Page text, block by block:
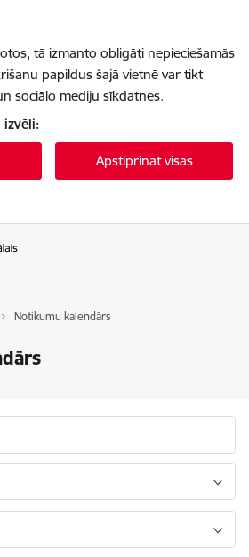
tā izmanto obligāti nepieciešamās
papildus šajā vietnē var tikt
sociālo mediju sīkdatnes.
izvēli:
Apstiprināt visas
Notikumu kalendārs